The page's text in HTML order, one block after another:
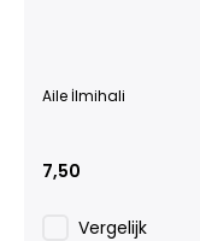
Aile İlmihali
7,50
Vergelijk